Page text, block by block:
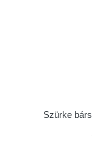
Szürke